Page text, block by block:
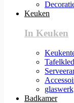
Keuken
In Keuken
Badkamer